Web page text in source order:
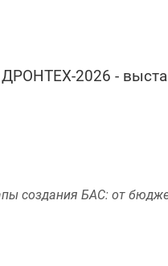
2026 -
создания БАС: от